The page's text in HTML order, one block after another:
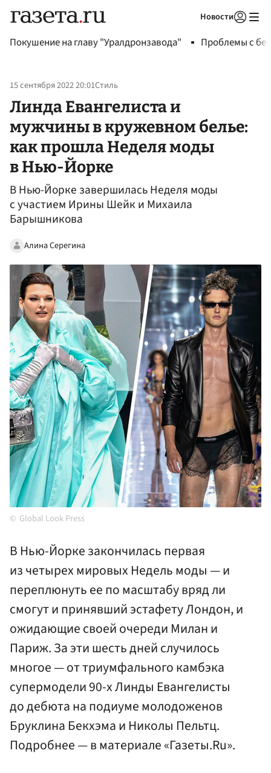
Новости
Покушение на главу "Уралдронзавода" Проблемы с
15 сентября 2022 20:01Стиль
Линда Евангелиста и
мужчины в кружевном белье:
как прошла Неделя моды
в Нью-Йорке
В Нью-Йорке завершилась Неделя моды
с участием Ирины Шейк и Михаила
Барышникова
Алина Серегина
Global Look Press
В Нью-Йорке закончилась первая
из четырех мировых Недель моды — и
переплюнуть ее по масштабу вряд ли
смогут и принявший эстафету Лондон, и
ожидающие своей очереди Милан и
Париж. За эти шесть дней случилось
многое — от триумфального камбэка
супермодели 90-х Линды Евангелисты
до дебюта на подиуме молодоженов
Бруклина Бекхэма и Николы Пельтц.
Подробнее — в материале «Газеты.Ru».